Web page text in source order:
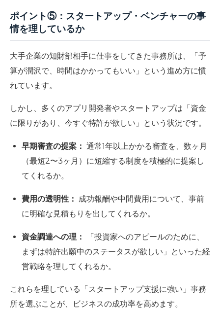
ポイント⑤：スタートアップ・ベンチャーの事
情を理しているか
大手企業の知財部相手に仕事をしてきた事務所は、「予
算が潤沢で、時間はかかってもいい」という進め方に慣
れています。
しかし、多くのアプリ開発者やスタートアップは 「資金
に限りがあり、今すぐ特許が欲しい」 という状況です。
早期審査の提案： 通常1年以上かかる審査を、数ヶ月
（最短2〜3ヶ月）に短縮する制度を積極的に提案し
てくれるか。
費用の透明性： 成功報酬や中間費用について、事前
に明確な見積もりを出してくれるか。
資金調達への理：
「投資家へのアピールのために、
まずは特許出願中のステータスが欲しい」といった経
営戦略を理してくれるか。
これらを理している「スタートアップ支援に強い」事務
所を選ぶことが、ビジネスの成功率を高めます。